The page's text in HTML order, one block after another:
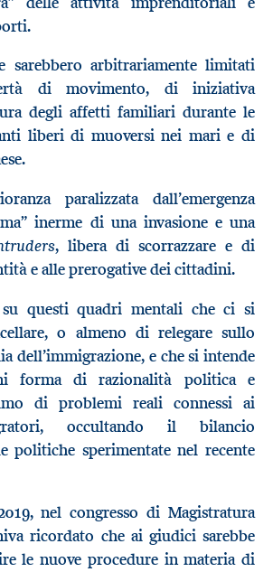
sarebbero arbitrariamente limitati
di movimento, di iniziativa
degli affetti familiari durante le
liberi di muoversi nei mari e di
paralizzata dall’emergenza
inerme di una invasione e una
, libera di scorrazzare e di
e alle prerogative dei cittadini.
questi quadri mentali che ci si
o almeno di relegare sullo
dell’immigrazione, e che si intende
forma di razionalità politica e
di problemi reali connessi ai
occultando il bilancio
politiche sperimentate nel recente
nel congresso di Magistratura
ricordato che ai giudici sarebbe
le nuove procedure in materia di